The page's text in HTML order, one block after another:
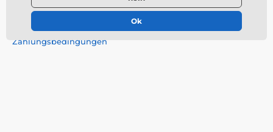
Über uns
Versand &
Zahlungsbedingungen
Ok